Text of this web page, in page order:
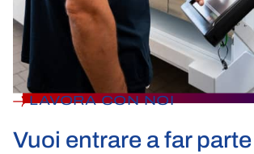
LAVORA CON NOI
Vuoi entrare a far parte